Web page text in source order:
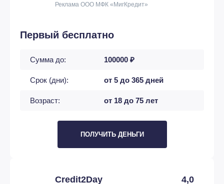
Реклама ООО МФК «МигКредит»
Первый бесплатно
Сумма до: 100000 ₽
Срок (дни): от 5 до 365 дней
Возраст: от 18 до 75 лет
ПОЛУЧИТЬ ДЕНЬГИ
Credit2Day 4,0